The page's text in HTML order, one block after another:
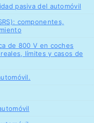
pasiva del automóvil
componentes,
de 800 V en coches
límites y casos de